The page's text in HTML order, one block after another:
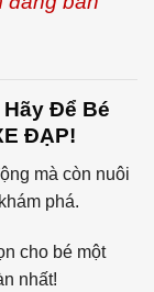
Hãy Để Bé
ĐẠP!
mà còn nuôi
phá.
cho bé một
nhất!